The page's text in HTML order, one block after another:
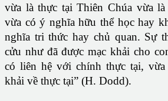
vừa là thực tại Thiên Chúa vừa
vừa có ý nghĩa hữu thể học hay
nghĩa tri thức hay chủ quan. Sự
cửu như đã được mạc khải cho
có liên hệ với chính thực tại,
khải về thực tại” (H. Dodd).